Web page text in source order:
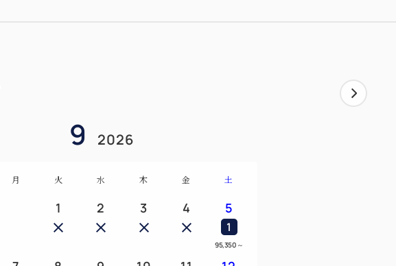
9 2026
月 火 水 木 金 土
1 2 3 4 5
1
95,350 ～